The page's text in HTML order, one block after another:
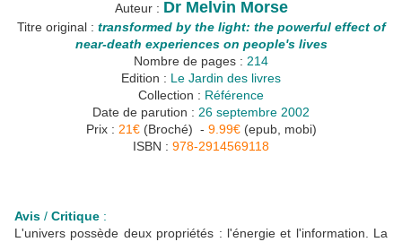
Auteur : Dr Melvin Morse
Titre original : transformed by the light: the powerful effect of
near-death experiences on people's lives
Nombre de pages : 214
Edition : Le Jardin des livres
Collection : Référence
Date de parution : 26 septembre 2002
Prix : 21€(Broché) - 9.99€(epub, mobi)
ISBN : 978-2914569118
Avis / Critique :
L'univers possède deux propriétés : l'énergie et l'information. La